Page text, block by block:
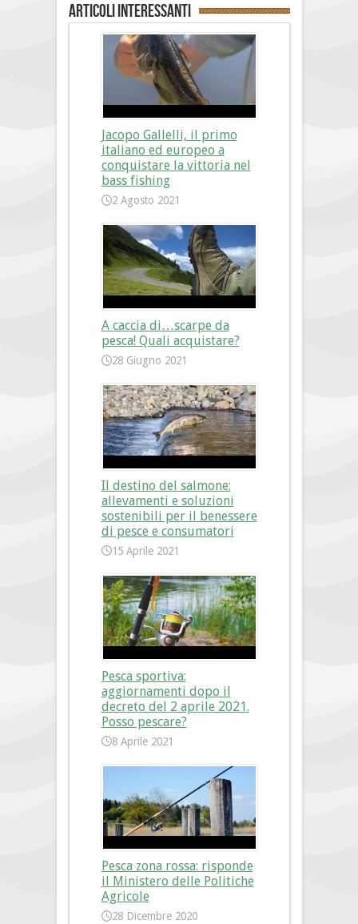
Articoli interessanti
Jacopo Gallelli, il primo
italiano ed europeo a
conquistare la vittoria nel
bass fishing
2 Agosto 2021
A caccia di…scarpe da
pesca! Quali acquistare?
28 Giugno 2021
Il destino del salmone:
allevamenti e soluzioni
sostenibili per il benessere
di pesce e consumatori
15 Aprile 2021
Pesca sportiva:
aggiornamenti dopo il
decreto del 2 aprile 2021.
Posso pescare?
8 Aprile 2021
Pesca zona rossa: risponde
il Ministero delle Politiche
Agricole
28 Dicembre 2020